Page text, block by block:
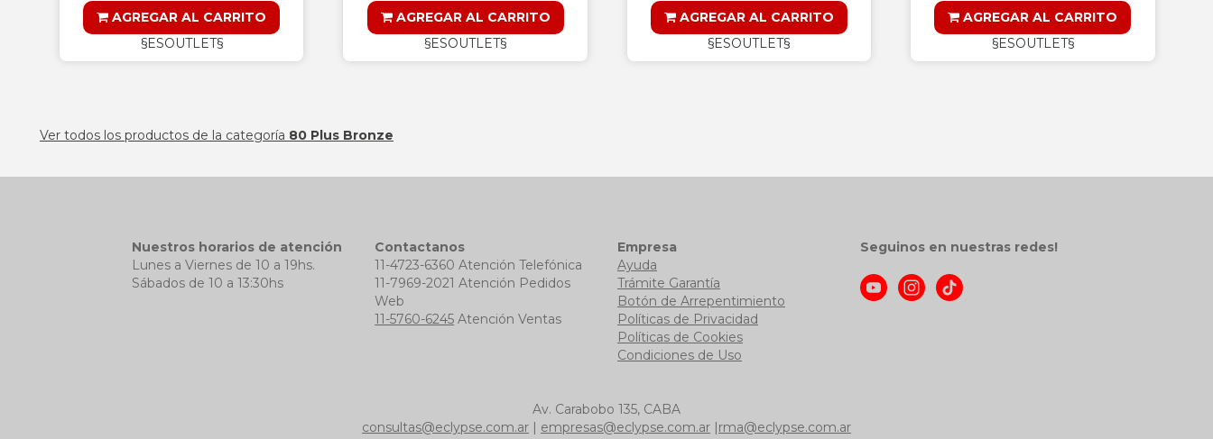
AGREGAR AL CARRITO
§ESOUTLET§
AGREGAR AL CARRITO
§ESOUTLET§
AGREGAR AL CARRITO
§ESOUTLET§
AGREGAR AL CARRITO
§ESOUTLET§
Ver todos los productos de la categoría 80 Plus Bronze
Nuestros horarios de atención
Lunes a Viernes de 10 a 19hs.
Sábados de 10 a 13:30hs
Contactanos
11-4723-6360 Atención Telefónica
11-7969-2021 Atención Pedidos
Web
11-5760-6245 Atención Ventas
Empresa
Ayuda
Trámite Garantía
Botón de Arrepentimiento
Políticas de Privacidad
Políticas de Cookies
Condiciones de Uso
Seguinos en nuestras redes!
Av. Carabobo 135, CABA
consultas@eclypse.com.ar | empresas@eclypse.com.ar |rma@eclypse.com.ar